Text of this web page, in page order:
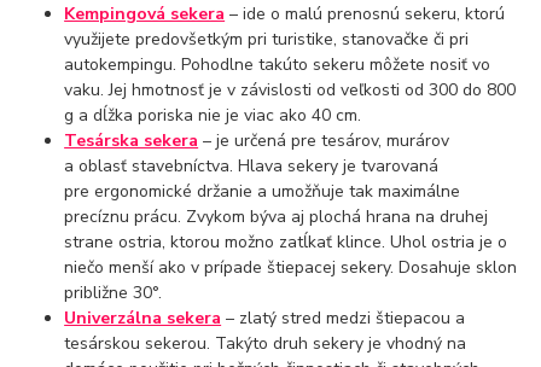
Kempingová sekera – ide o malú prenosnú sekeru, ktorú
využijete predovšetkým pri turistike, stanovačke či pri
autokempingu. Pohodlne takúto sekeru môžete nosiť vo
vaku. Jej hmotnosť je v závislosti od veľkosti od 300 do 800
g a dĺžka poriska nie je viac ako 40 cm.
Tesárska sekera – je určená pre tesárov, murárov
a oblasť stavebníctva. Hlava sekery je tvarovaná
pre ergonomické držanie a umožňuje tak maximálne
precíznu prácu. Zvykom býva aj plochá hrana na druhej
strane ostria, ktorou možno zatĺkať klince. Uhol ostria je o
niečo menší ako v prípade štiepacej sekery. Dosahuje sklon
približne 30°.
Univerzálna sekera – zlatý stred medzi štiepacou a
tesárskou sekerou. Takýto druh sekery je vhodný na